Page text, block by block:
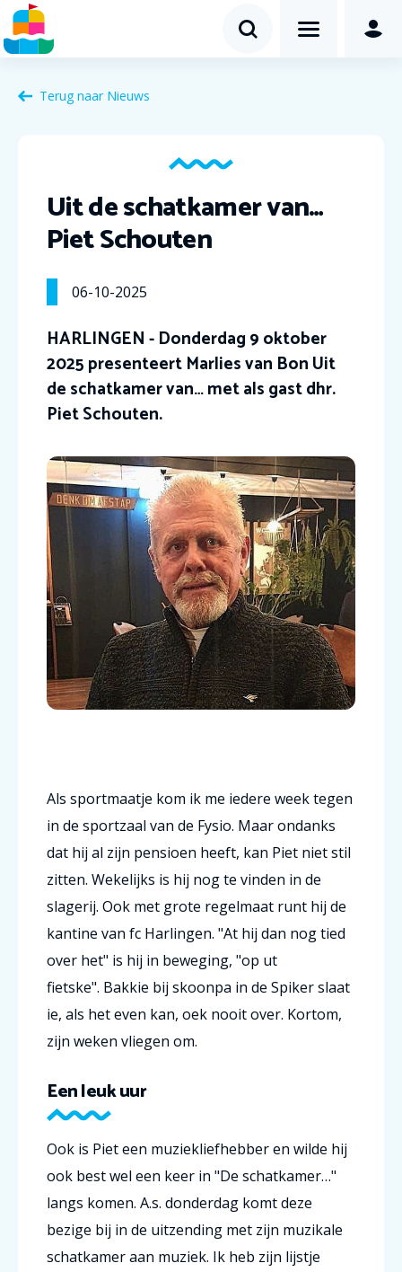
Terug naar Nieuws
Uit de schatkamer van…
Piet Schouten
06-10-2025
HARLINGEN - Donderdag 9 oktober
2025 presenteert Marlies van Bon Uit
de schatkamer van… met als gast dhr.
Piet Schouten.
Als sportmaatje kom ik me iedere week tegen
in de sportzaal van de Fysio. Maar ondanks
dat hij al zijn pensioen heeft, kan Piet niet stil
zitten. Wekelijks is hij nog te vinden in de
slagerij. Ook met grote regelmaat runt hij de
kantine van fc Harlingen. "At hij dan nog tied
over het" is hij in beweging, "op ut
fietske". Bakkie bij skoonpa in de Spiker slaat
ie, als het even kan, oek nooit over. Kortom,
zijn weken vliegen om.
Een leuk uur
Ook is Piet een muziekliefhebber en wilde hij
ook best wel een keer in "De schatkamer…"
langs komen. A.s. donderdag komt deze
bezige bij in de uitzending met zijn muzikale
schatkamer aan muziek. Ik heb zijn lijstje